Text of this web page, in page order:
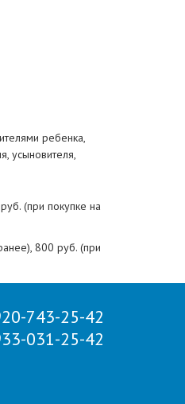
ребенка,
усыновителя,
(при покупке на
800 руб. (при
Туроператор
Обращаем
автобус,
743-25-42
031-25-42